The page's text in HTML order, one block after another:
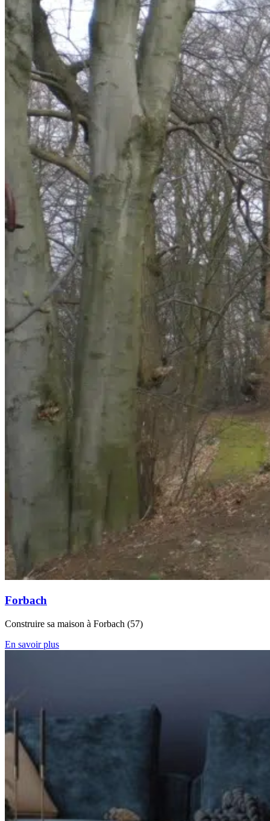
Forbach
Construire sa maison à Forbach (57)
En savoir plus